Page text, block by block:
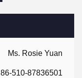
Ms. Rosie Yuan
86-510-87836501